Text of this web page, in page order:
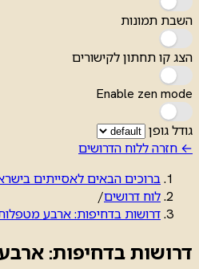
השבת תמונות
הצג קו תחתון לקישורים
Enable zen mode
גודל גופן
← חזרה ללוח הדרושים
ברוכים הבאים לאסייתים
לוח דרושים/
דרושות בדחיפות: ארבע
דרושות בדחיפות: